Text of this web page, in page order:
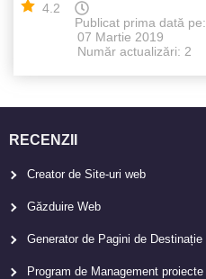
4.2
Publicat prima dată pe:
07 Martie 2019
Număr actualizări: 2
RECENZII
Creator de Site-uri web
Găzduire Web
Generator de Pagini de Destinație
Program de Management proiecte